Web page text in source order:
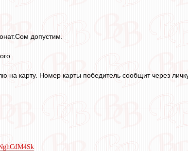
допустим.
на карту. Номер карты победитель сообщит через